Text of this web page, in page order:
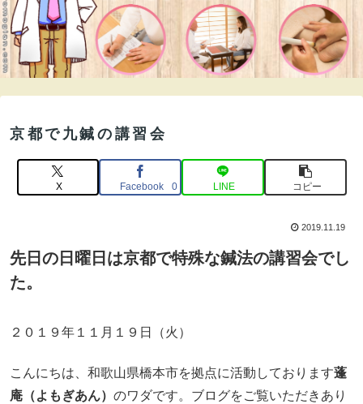
京都で九鍼の講習会
X Facebook 0 LINE コピー
2019.11.19
先日の日曜日は京都で特殊な鍼法の講習会でし
た。
２０１９年１１月１９日（火）
こんにちは、和歌山県橋本市を拠点に活動しております蓬
庵（よもぎあん） のワダです。ブログをご覧いただきあり